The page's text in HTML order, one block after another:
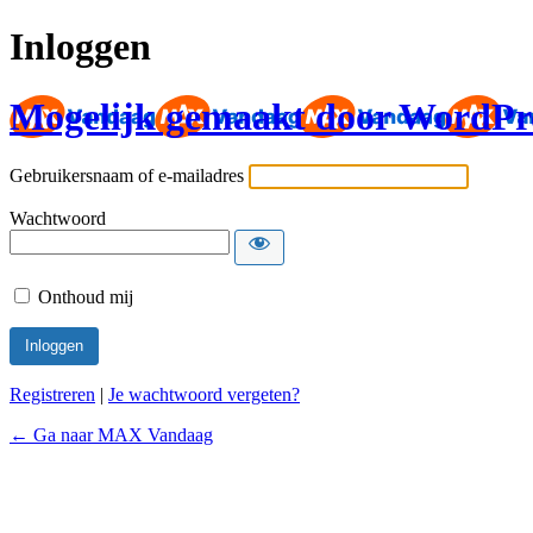
Inloggen
Mogelijk gemaakt door
Gebruikersnaam of e-mailadres
Wachtwoord
Onthoud mij
Registreren | Je wachtwoord vergeten?
← Ga naar MAX Vandaag